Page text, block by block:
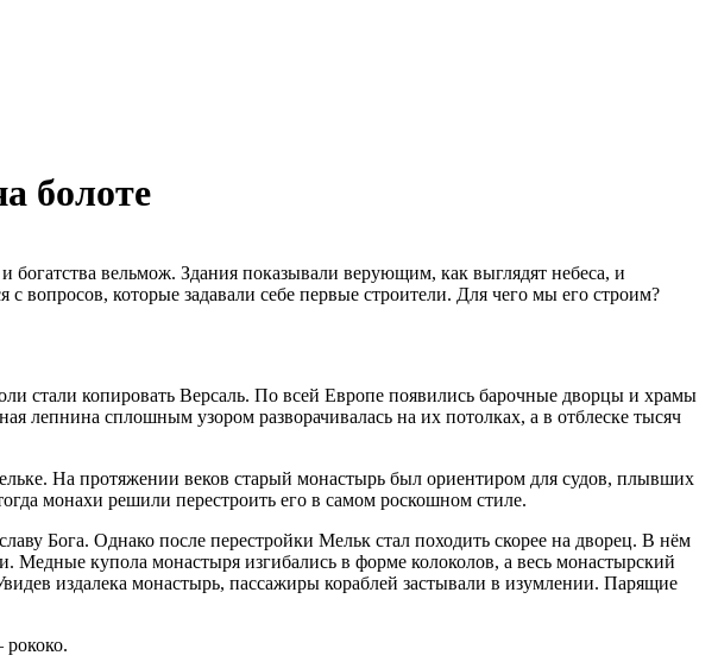
болоте
вельмож. Здания показывали верующим, как выглядят небеса, и
вопросов, которые задавали себе первые строители. Для чего мы его строим?
стали копировать Версаль. По всей Европе появились барочные дворцы и храмы
сплошным узором разворачивалась на их потолках, а в отблеске тысяч
На протяжении веков старый монастырь был ориентиром для судов, плывших
монахи решили перестроить его в самом роскошном стиле.
Бога. Однако после перестройки Мельк стал походить скорее на дворец. В нём
купола монастыря изгибались в форме колоколов, а весь монастырский
издалека монастырь, пасса­жиры кораблей застывали в изумлении. Парящие